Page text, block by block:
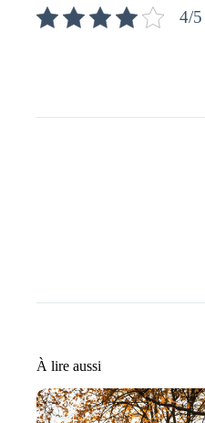
4/
À lire aussi